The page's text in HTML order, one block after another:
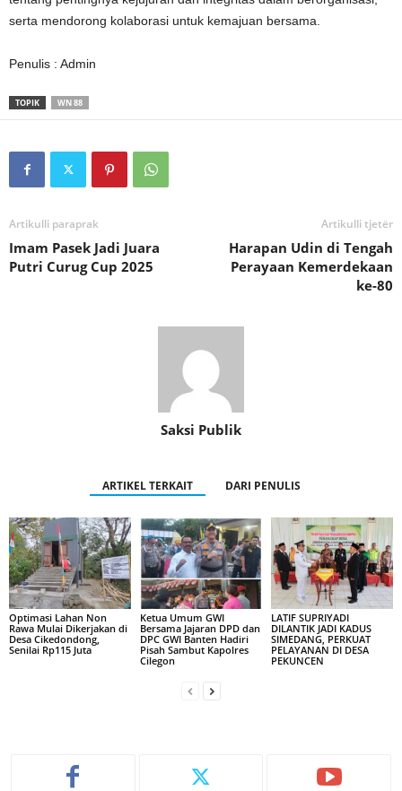
serta mendorong kolaborasi untuk kemajuan bersama.
Penulis : Admin
TOPIK WN 88
Artikulli paraprak
Imam Pasek Jadi Juara
Putri Curug Cup 2025
Artikulli tjetër
Harapan Udin di Tengah
Perayaan Kemerdekaan
ke-80
Saksi Publik
ARTIKEL TERKAIT DARI PENULIS
Optimasi Lahan Non
Rawa Mulai Dikerjakan di
Desa Cikedondong,
Senilai Rp115 Juta
Ketua Umum GWI
Bersama Jajaran DPD dan
DPC GWI Banten Hadiri
Pisah Sambut Kapolres
Cilegon
LATIF SUPRIYADI
DILANTIK JADI KADUS
SIMEDANG, PERKUAT
PELAYANAN DI DESA
PEKUNCEN